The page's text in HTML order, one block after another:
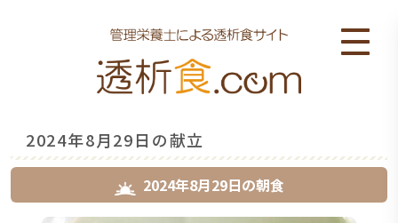
2024年8月29日の献立
2024年8月29日の朝食